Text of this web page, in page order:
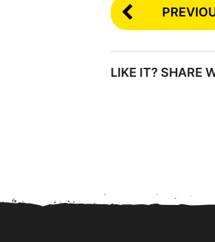
LIKE IT? SHARE